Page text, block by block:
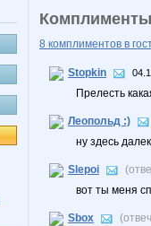
Комплименты
8 комплиментов в
Stopkin
Прелесть
Леопольд :)
ну здесь
Slepoi
вот ты меня
Sbox